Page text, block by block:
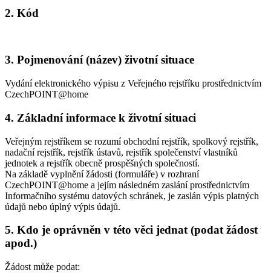
2. Kód
3. Pojmenování (název) životní situace
Vydání elektronického výpisu z Veřejného rejstříku prostřednictvím
CzechPOINT@home
4. Základní informace k životní situaci
Veřejným rejstříkem se rozumí obchodní rejstřík, spolkový rejstřík,
nadační rejstřík, rejstřík ústavů, rejstřík společenství vlastníků
jednotek a rejstřík obecně prospěšných společností.
Na základě vyplnění žádosti (formuláře) v rozhraní
CzechPOINT@home a jejím následném zaslání prostřednictvím
Informačního systému datových schránek, je zaslán výpis platných
údajů nebo úplný výpis údajů.
5. Kdo je oprávněn v této věci jednat (podat žádost
apod.)
Žádost může podat: